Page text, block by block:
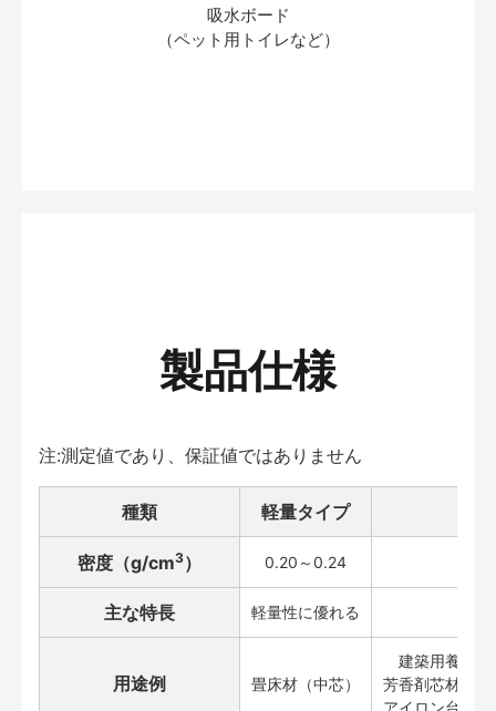
吸水ボード
（ペット用トイレなど）
製品仕様
注:測定値であり、保証値ではありません
種類 軽量タイプ
密度（g/cm3） 0.20～0.24
主な特長 軽量性に優れる
用途例 畳床材（中芯）
建築用養生
芳香剤芯材、
アイロン台芯